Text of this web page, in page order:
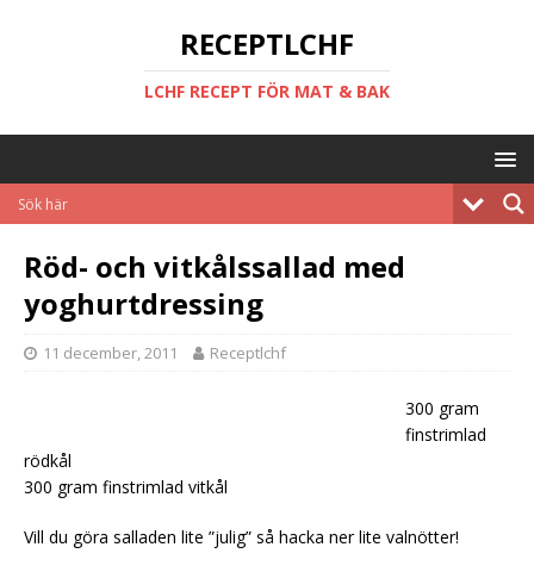
RECEPTLCHF
LCHF RECEPT FÖR MAT & BAK
Röd- och vitkålssallad med
yoghurtdressing
11 december, 2011 Receptlchf
300 gram
finstrimlad
rödkål
300 gram finstrimlad vitkål
Vill du göra salladen lite ”julig” så hacka ner lite valnötter!